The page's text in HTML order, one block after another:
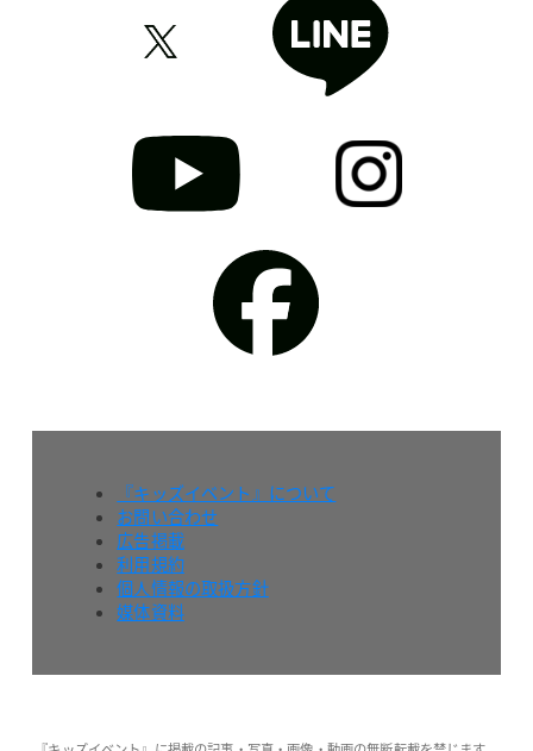
『キッズイベント』について
お問い合わせ
広告掲載
利用規約
個人情報の取扱方針
媒体資料